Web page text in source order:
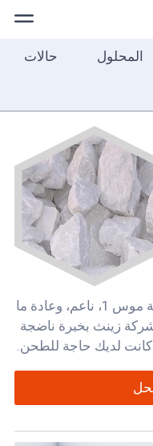
المحلول حالات
التلك هو معدن سيليكات شائع، صلابة موس 1، ناعم، وعادة ما
زينث بخبرة ناضجة
لديك حاجة للطحن.